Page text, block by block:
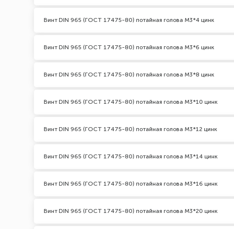
Винт DIN 965 (ГОСТ 17475-80) потайная голова М3*4 цинк
Винт DIN 965 (ГОСТ 17475-80) потайная голова М3*6 цинк
Винт DIN 965 (ГОСТ 17475-80) потайная голова М3*8 цинк
Винт DIN 965 (ГОСТ 17475-80) потайная голова М3*10 цинк
Винт DIN 965 (ГОСТ 17475-80) потайная голова М3*12 цинк
Винт DIN 965 (ГОСТ 17475-80) потайная голова М3*14 цинк
Винт DIN 965 (ГОСТ 17475-80) потайная голова М3*16 цинк
Винт DIN 965 (ГОСТ 17475-80) потайная голова М3*20 цинк